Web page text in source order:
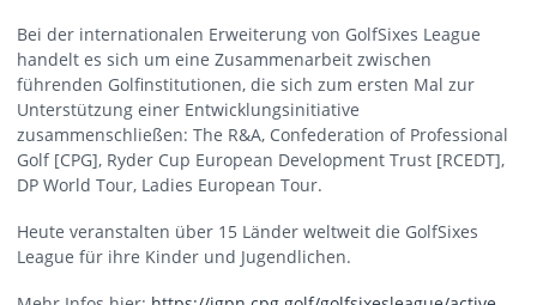
Bei der internationalen Erweiterung von GolfSixes League
handelt es sich um eine Zusammenarbeit zwischen
führenden Golfinstitutionen, die sich zum ersten Mal zur
Unterstützung einer Entwicklungsinitiative
zusammenschließen: The R&A, Confederation of Professional
Golf [CPG], Ryder Cup European Development Trust [RCEDT],
DP World Tour, Ladies European Tour.
Heute veranstalten über 15 Länder weltweit die GolfSixes
League für ihre Kinder und Jugendlichen.